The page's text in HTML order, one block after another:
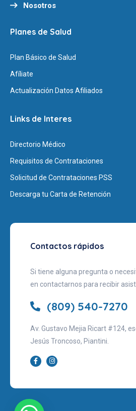
Nosotros
Planes de Salud
Plan Básico de Salud
Afíliate
Actualización Datos Afiliados
Links de Interes
Directorio Médico
Requisitos de Contrataciones
Solicitud de Contrataciones PSS
Descarga tu Carta de Retención
Contactos rápidos
Si tiene alguna pregunta o
en contactarnos para recibir
(809) 540-7270
Av. Gustavo Mejia Ricart #124,
Jesús Troncoso, Piantini.